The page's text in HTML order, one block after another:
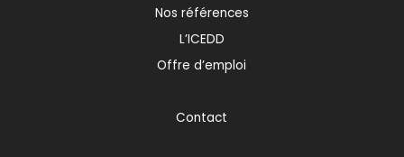
Nos références
L’ICEDD
Offre d’emploi
Contact